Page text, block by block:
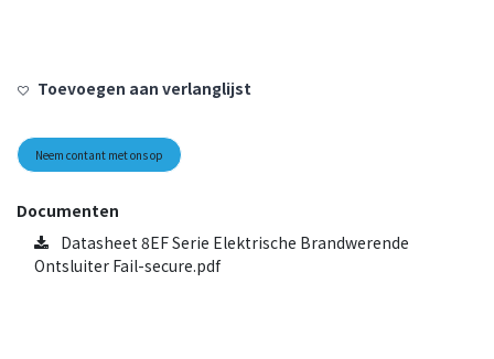
Toevoegen aan verlanglijst
Neem contant met ons op
Documenten
Datasheet 8EF Serie Elektrische Brandwerende
Ontsluiter Fail-secure.pdf